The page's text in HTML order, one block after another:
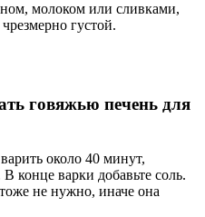
молоком или сливками,
густой.
говяжью печень для
около 40 минут,
конце варки добавьте соль.
не нужно, иначе она